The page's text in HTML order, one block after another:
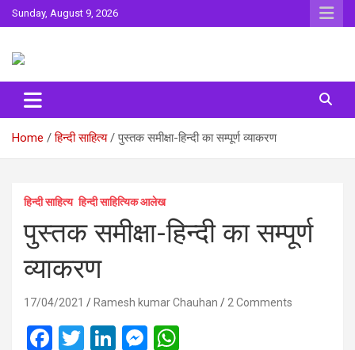
Skip
to
Sunday, August 9, 2026
Surta
Home हिन्दी साहित्य पुस्‍तक समीक्षा-हिन्‍दी का सम्पूर्ण व्याकरण
हिन्दी साहित्य हिन्दी साहित्यिक आलेख
पुस्‍तक समीक्षा-हिन्‍दी का सम्पूर्ण
व्याकरण
17/04/2021 Ramesh kumar Chauhan 2 Comments
F
T
Li
M